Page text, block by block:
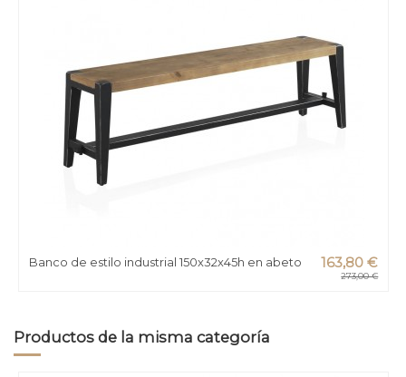
Banco de estilo industrial 150x32x45h en abeto 163,80 €
273,00 €
Productos de la misma categoría